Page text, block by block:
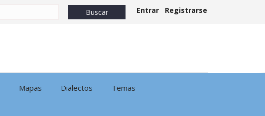
Entrar Registrarse
Mapas Dialectos Temas